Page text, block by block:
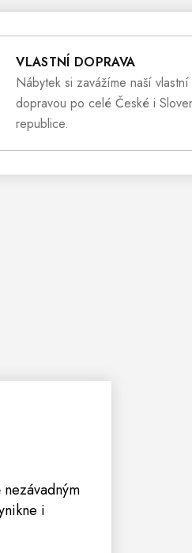
VLASTNÍ DOPRAVA
Nábytek si zavážíme naší vlastní
dopravou po celé České i
republice.
i